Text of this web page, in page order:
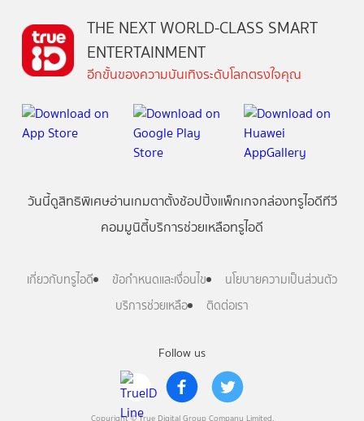
Follow us
Copyright © True Digital Group Company Limited.
THE NEXT WORLD-CLASS SMART
ENTERTAINMENT
อีกขั้นของความบันเทิงระดับโลกตรงใจคุณ
วันนี้ดูสิทธิพิเศษอ่านเกมตาตั้งช้อปปิ้งแพ็กเกจกล่องทรูไอดีทีวี
คอมมูนิตี้บริการช่วยเหลือทรูไอดี
เกี่ยวกับทรูไอดี ข้อกำหนดและเงื่อนไข
นโยบายความเป็นส่วนตัว
บริการช่วยเหลือ
ติดต่อเรา